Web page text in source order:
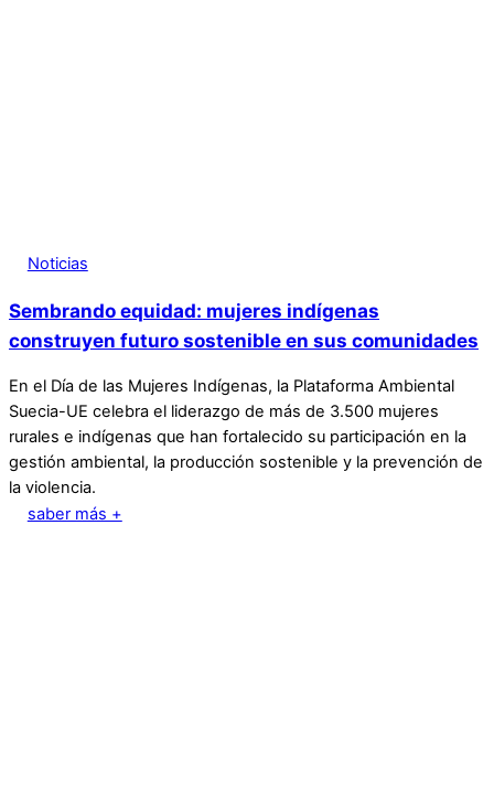
Noticias
Sembrando equidad: mujeres indígenas
construyen futuro sostenible en sus comunidades
En el Día de las Mujeres Indígenas, la Plataforma Ambiental
Suecia-UE celebra el liderazgo de más de 3.500 mujeres
rurales e indígenas que han fortalecido su participación en la
gestión ambiental, la producción sostenible y la prevención de
la violencia.
saber más +